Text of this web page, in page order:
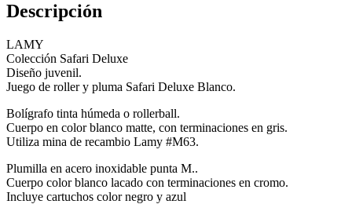
Descripción
LAMY
Colección Safari Deluxe
Diseño juvenil.
Juego de roller y pluma Safari Deluxe Blanco.
Bolígrafo tinta húmeda o rollerball.
Cuerpo en color blanco matte, con terminaciones en gris.
Utiliza mina de recambio Lamy #M63.
Plumilla en acero inoxidable punta M..
Cuerpo color blanco lacado con terminaciones en cromo.
Incluye cartuchos color negro y azul